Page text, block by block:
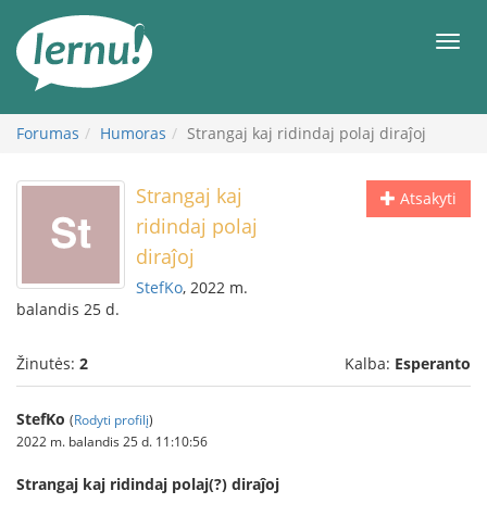
turinį
Forumas Humoras Strangaj kaj ridindaj polaj diraĵoj
Atsakyti
Strangaj kaj
ridindaj polaj
diraĵoj
StefKo, 2022 m.
balandis 25 d.
Žinutės: 2 Kalba: Esperanto
StefKo (Rodyti profilį)
2022 m. balandis 25 d. 11:10:56
Strangaj kaj ridindaj polaj(?) diraĵoj